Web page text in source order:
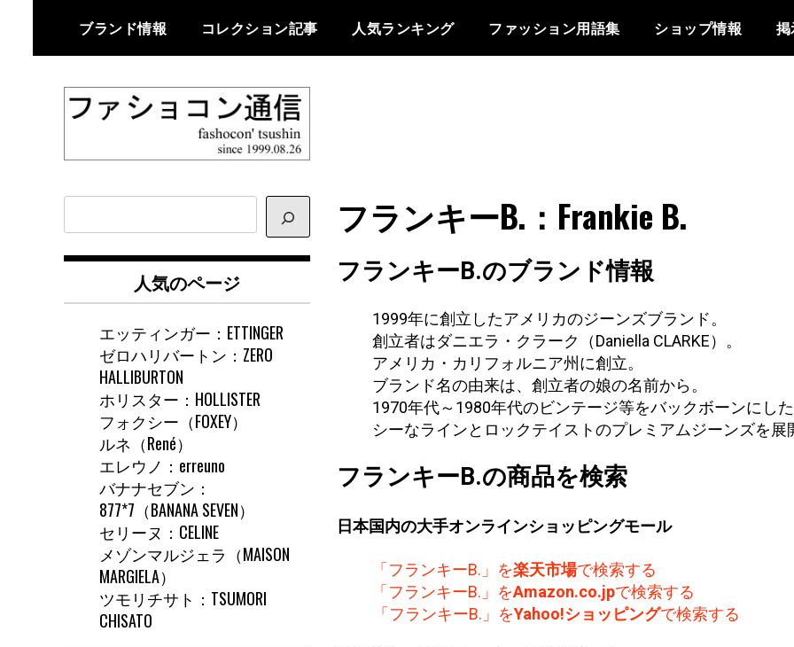
content
ブランド情報 コレクション記事 人気ランキング ファッション用語集 ショップ情報
ファショコン通
信
ザイナーの観点からファッション
とモードを分析するファッション
フランキーB.：Frankie B.
フランキーB.のブランド情報
1999年に創立したアメリカのジーンズブランド。
創立者はダニエラ・クラーク（Daniella CLARKE）。
アメリカ・カリフォルニア州に創立。
ブランド名の由来は、創立者の娘の名前から。
1970年代～1980年代のビンテージ等をバックボーンにし
シーなラインとロックテイストのプレミアムジーンズを展
フランキーB.の商品を検索
日本国内の大手オンラインショッピングモール
「フランキーB.」を楽天市場で検索する
「フランキーB.」をAmazon.co.jpで検索する
「フランキーB.」をYahoo!ショッピングで検索する
イ
ト
人気のページ
エッティンガー：ETTINGER
ゼロハリバートン：ZERO
HALLIBURTON
ホリスター：HOLLISTER
フォクシー（FOXEY）
ルネ（René）
エレウノ：erreuno
バナナセブン：
877*7（BANANA SEVEN）
セリーヌ：CELINE
メゾンマルジェラ（MAISON
MARGIELA）
ツモリチサト：TSUMORI
CHISATO